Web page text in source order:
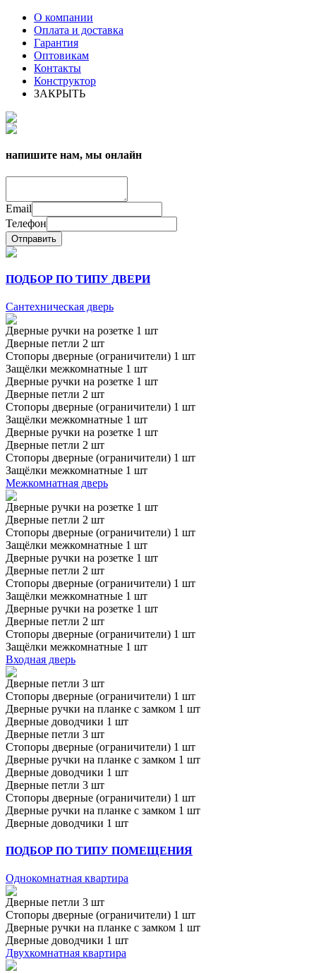
О компании
Оплата и доставка
Гарантия
Оптовикам
Контакты
Конструктор
ЗАКРЫТЬ
напишите нам, мы онлайн
Email
Телефон
Отправить
ПОДБОР ПО ТИПУ ДВЕРИ
Сантехническая дверь
Дверные ручки на розетке 1 шт
Дверные петли 2 шт
Стопоры дверные (ограничители) 1 шт
Защёлки межкомнатные 1 шт
Дверные ручки на розетке 1 шт
Дверные петли 2 шт
Стопоры дверные (ограничители) 1 шт
Защёлки межкомнатные 1 шт
Дверные ручки на розетке 1 шт
Дверные петли 2 шт
Стопоры дверные (ограничители) 1 шт
Защёлки межкомнатные 1 шт
Межкомнатная дверь
Дверные ручки на розетке 1 шт
Дверные петли 2 шт
Стопоры дверные (ограничители) 1 шт
Защёлки межкомнатные 1 шт
Дверные ручки на розетке 1 шт
Дверные петли 2 шт
Стопоры дверные (ограничители) 1 шт
Защёлки межкомнатные 1 шт
Дверные ручки на розетке 1 шт
Дверные петли 2 шт
Стопоры дверные (ограничители) 1 шт
Защёлки межкомнатные 1 шт
Входная дверь
Дверные петли 3 шт
Стопоры дверные (ограничители) 1 шт
Дверные ручки на планке с замком 1 шт
Дверные доводчики 1 шт
Дверные петли 3 шт
Стопоры дверные (ограничители) 1 шт
Дверные ручки на планке с замком 1 шт
Дверные доводчики 1 шт
Дверные петли 3 шт
Стопоры дверные (ограничители) 1 шт
Дверные ручки на планке с замком 1 шт
Дверные доводчики 1 шт
ПОДБОР ПО ТИПУ ПОМЕЩЕНИЯ
Однокомнатная квартира
Дверные петли 3 шт
Стопоры дверные (ограничители) 1 шт
Дверные ручки на планке с замком 1 шт
Дверные доводчики 1 шт
Двухкомнатная квартира